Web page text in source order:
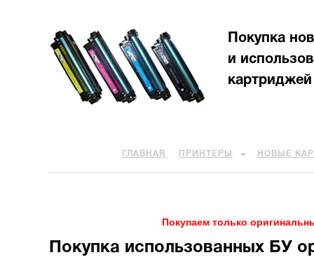
Покупка
и
картриджей
ГЛАВНАЯ ПРИНТЕРЫ НОВЫЕ
Покупаем только
Покупка использованных БУ